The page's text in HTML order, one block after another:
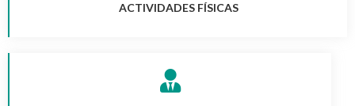
ACTIVIDADES FÍSICAS